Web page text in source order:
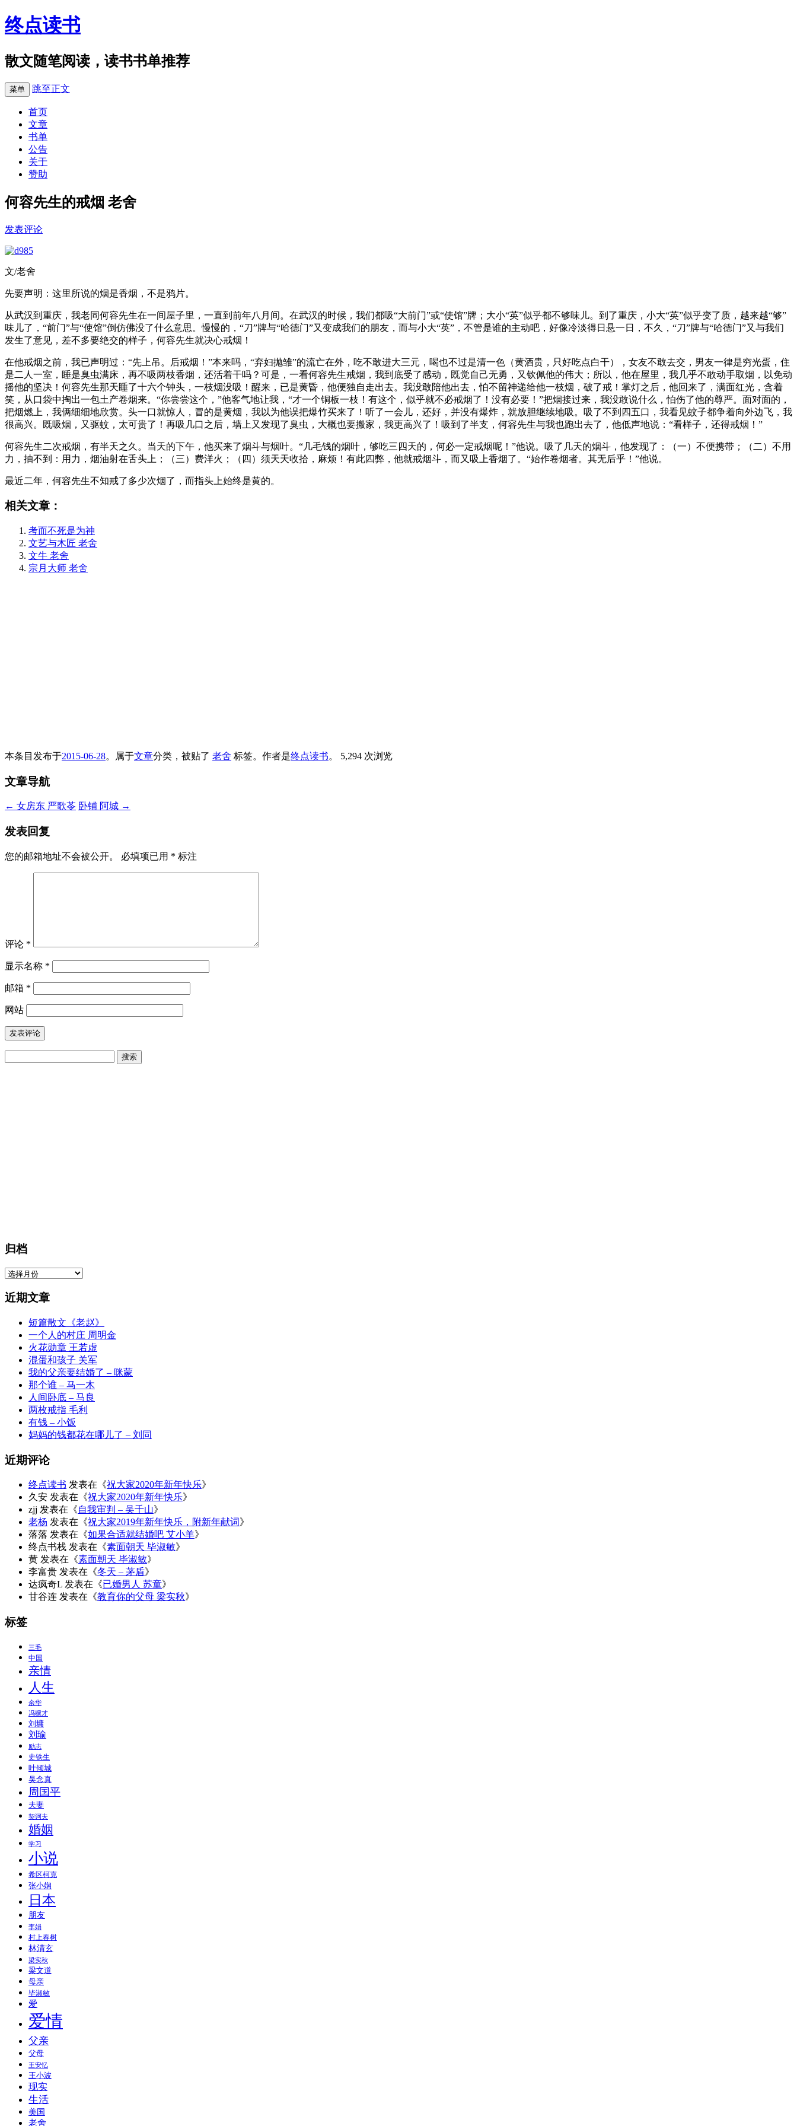
终点读书
散文随笔阅读，读书书单推荐
菜单 跳至正文
首页
文章
书单
公告
关于
赞助
何容先生的戒烟 老舍
发表评论
文/老舍
先要声明：这里所说的烟是香烟，不是鸦片。
从武汉到重庆，我老同何容先生在一间屋子里，一直到前年八月间。在武汉的时候，我们都吸“大前门”或“使馆”牌；大小“英”似乎都不够味儿。到了重庆，小大“英”似乎变了质，越来越“够”
味儿了，“前门”与“使馆”倒仿佛没了什么意思。慢慢的，“刀”牌与“哈德门”又变成我们的朋友，而与小大“英”，不管是谁的主动吧，好像冷淡得日悬一日，不久，“刀”牌与“哈德门”又与我们
发生了意见，差不多要绝交的样子，何容先生就决心戒烟！
在他戒烟之前，我已声明过：“先上吊。后戒烟！”本来吗，“弃妇抛雏”的流亡在外，吃不敢进大三元，喝也不过是清一色（黄酒贵，只好吃点白干），女友不敢去交，男友一律是穷光蛋，住
是二人一室，睡是臭虫满床，再不吸两枝香烟，还活着干吗？可是，一看何容先生戒烟，我到底受了感动，既觉自己无勇，又钦佩他的伟大；所以，他在屋里，我几乎不敢动手取烟，以免动
摇他的坚决！何容先生那天睡了十六个钟头，一枝烟没吸！醒来，已是黄昏，他便独自走出去。我没敢陪他出去，怕不留神递给他一枝烟，破了戒！掌灯之后，他回来了，满面红光，含着
笑，从口袋中掏出一包土产卷烟来。“你尝尝这个，”他客气地让我，“才一个铜板一枝！有这个，似乎就不必戒烟了！没有必要！”把烟接过来，我没敢说什么，怕伤了他的尊严。面对面的，
把烟燃上，我俩细细地欣赏。头一口就惊人，冒的是黄烟，我以为他误把爆竹买来了！听了一会儿，还好，并没有爆炸，就放胆继续地吸。吸了不到四五口，我看见蚊子都争着向外边飞，我
很高兴。既吸烟，又驱蚊，太可贵了！再吸几口之后，墙上又发现了臭虫，大概也要搬家，我更高兴了！吸到了半支，何容先生与我也跑出去了，他低声地说：“看样子，还得戒烟！”
何容先生二次戒烟，有半天之久。当天的下午，他买来了烟斗与烟叶。“几毛钱的烟叶，够吃三四天的，何必一定戒烟呢！”他说。吸了几天的烟斗，他发现了：（一）不便携带；（二）不用
力，抽不到：用力，烟油射在舌头上；（三）费洋火；（四）须天天收拾，麻烦！有此四弊，他就戒烟斗，而又吸上香烟了。“始作卷烟者。其无后乎！”他说。
最近二年，何容先生不知戒了多少次烟了，而指头上始终是黄的。
相关文章：
考而不死是为神
文艺与木匠 老舍
文牛 老舍
宗月大师 老舍
本条目发布于2015-06-28。属于文章分类，被贴了 老舍 标签。 作者是终点读书。 5,294 次浏览
文章导航
← 女房东 严歌苓 卧铺 阿城 →
发表回复
您的邮箱地址不会被公开。 必填项已用 * 标注
评论 *
显示名称 *
邮箱 *
网站
归档
归
近期文章
短篇散文《老赵》
一个人的村庄 周明金
火花勋章 王若虚
混蛋和孩子 关军
我的父亲要结婚了 – 咪蒙
那个谁 – 马一木
人间卧底 – 马良
两枚戒指 毛利
有钱 – 小饭
妈妈的钱都花在哪儿了 – 刘同
近期评论
终点读书 发表在《祝大家2020年新年快乐》
久安 发表在《祝大家2020年新年快乐》
zjj 发表在《自我审判 – 吴千山》
老杨 发表在《祝大家2019年新年快乐，附新年献词》
落落 发表在《如果合适就结婚吧 艾小羊》
终点书栈 发表在《素面朝天 毕淑敏》
黄 发表在《素面朝天 毕淑敏》
李富贵 发表在《冬天 – 茅盾》
达疯奇L 发表在《已婚男人 苏童》
甘谷连 发表在《教育你的父母 梁实秋》
标签
三毛
中国
亲情
人生
余华
冯骥才
刘墉
刘瑜
励志
史铁生
叶倾城
吴念真
周国平
夫妻
契诃夫
婚姻
学习
小说
希区柯克
张小娴
日本
朋友
李娟
村上春树
林清玄
梁实秋
梁文道
母亲
毕淑敏
爱
爱情
父亲
父母
王安忆
王小波
现实
生活
美国
老舍